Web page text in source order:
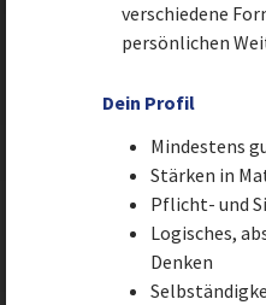
verschiedene
persönlichen
Dein Profil
Mindestens
Stärken in
Pflicht- und
Logisches,
Denken